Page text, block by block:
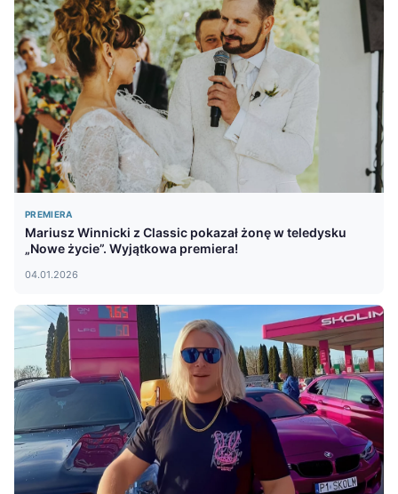
PREMIERA
Mariusz Winnicki z Classic pokazał żonę w teledysku
„Nowe życie”. Wyjątkowa premiera!
04.01.2026